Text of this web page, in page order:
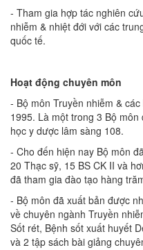
- Tham gia hợp tác nghiên
nhiễm & nhiệt đới với các
quốc tế.
Hoạt động chuyên môn
- Bộ môn Truyền nhiễm &
1995. Là một trong 3 Bộ
học y dược lâm sàng 108.
- Cho đến hiện nay Bộ môn
20 Thạc sỹ, 15 BS CK II và
đã tham gia đào tạo hàng
- Bộ môn đã xuất bản được
về chuyên ngành Truyền
Sốt rét, Bệnh sốt xuất huyết
và 2 tập sách bài giảng